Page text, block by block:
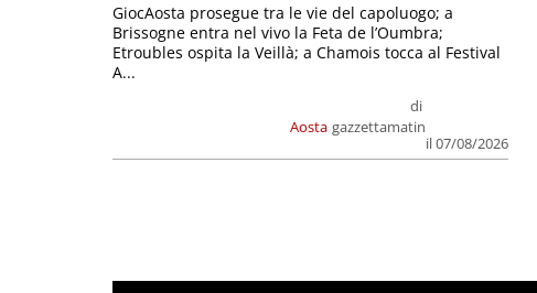
Aosta
di
gazzettamatin
il 07/08/2026
GiocAosta prosegue tra le vie del capoluogo; a
Brissogne entra nel vivo la Feta de l’Oumbra;
Etroubles ospita la Veillà; a Chamois tocca al Festival
A...